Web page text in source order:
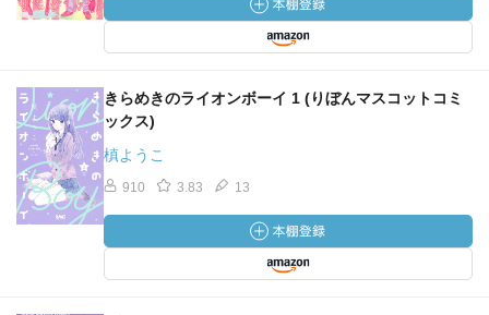
きらめきのライオンボーイ 1 (りぼんマスコットコミ
ックス)
槙ようこ
910 3.83 13